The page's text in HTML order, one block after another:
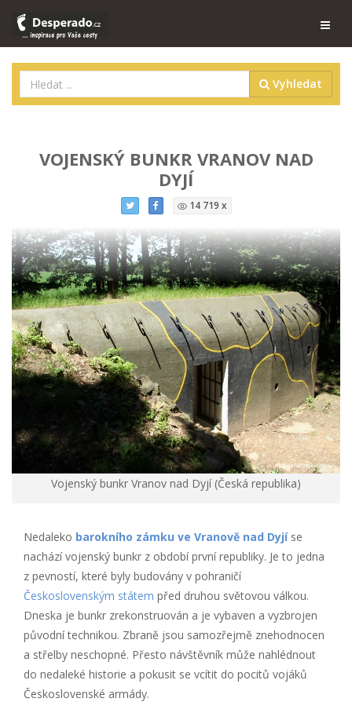
Vyhledat
VOJENSKÝ BUNKR VRANOV NAD
DYJÍ
14 719 x
Vojenský bunkr Vranov nad Dyjí (Česká republika)
Nedaleko barokního zámku ve Vranově nad Dyjíse
nachází vojenský bunkr z období první republiky. Je to jedna
z pevností, které byly budovány v pohraničí
Československým státem před druhou světovou válkou.
Dneska je bunkr zrekonstruován a je vybaven a vyzbrojen
původní technikou. Zbraně jsou samozřejmě znehodnocen
a střelby neschopné. Přesto návštěvník může nahlédnout
do nedaleké historie a pokusit se vcítit do pocitů vojáků
Československé armády.